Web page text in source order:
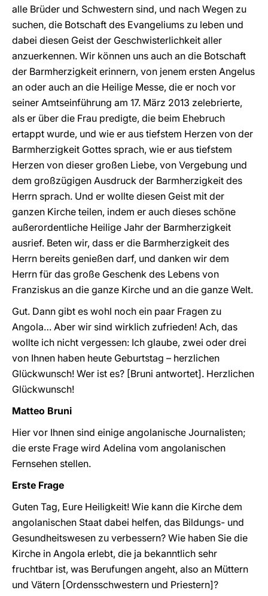
alle Brüder und Schwestern sind, und nach Wegen zu
suchen, die Botschaft des Evangeliums zu leben und
dabei diesen Geist der Geschwisterlichkeit aller
anzuerkennen. Wir können uns auch an die Botschaft
der Barmherzigkeit erinnern, von jenem ersten Angelus
an oder auch an die Heilige Messe, die er noch vor
seiner Amtseinführung am 17. März 2013 zelebrierte,
als er über die Frau predigte, die beim Ehebruch
ertappt wurde, und wie er aus tiefstem Herzen von der
Barmherzigkeit Gottes sprach, wie er aus tiefstem
Herzen von dieser großen Liebe, von Vergebung und
dem großzügigen Ausdruck der Barmherzigkeit des
Herrn sprach. Und er wollte diesen Geist mit der
ganzen Kirche teilen, indem er auch dieses schöne
außerordentliche Heilige Jahr der Barmherzigkeit
ausrief. Beten wir, dass er die Barmherzigkeit des
Herrn bereits genießen darf, und danken wir dem
Herrn für das große Geschenk des Lebens von
Franziskus an die ganze Kirche und an die ganze Welt.
Gut. Dann gibt es wohl noch ein paar Fragen zu
Angola… Aber wir sind wirklich zufrieden! Ach, das
wollte ich nicht vergessen: Ich glaube, zwei oder drei
von Ihnen haben heute Geburtstag – herzlichen
Glückwunsch! Wer ist es? [Bruni antwortet]. Herzlichen
Glückwunsch!
Matteo Bruni
Hier vor Ihnen sind einige angolanische Journalisten;
die erste Frage wird Adelina vom angolanischen
Fernsehen stellen.
Erste Frage
Guten Tag, Eure Heiligkeit! Wie kann die Kirche dem
angolanischen Staat dabei helfen, das Bildungs- und
Gesundheitswesen zu verbessern? Wie haben Sie die
Kirche in Angola erlebt, die ja bekanntlich sehr
fruchtbar ist, was Berufungen angeht, also an Müttern
und Vätern [Ordensschwestern und Priestern]?